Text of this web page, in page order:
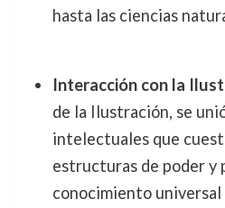
hasta las ciencias
Interacción con la
de la Ilustración, se
intelectuales que
estructuras de poder y
conocimiento universal